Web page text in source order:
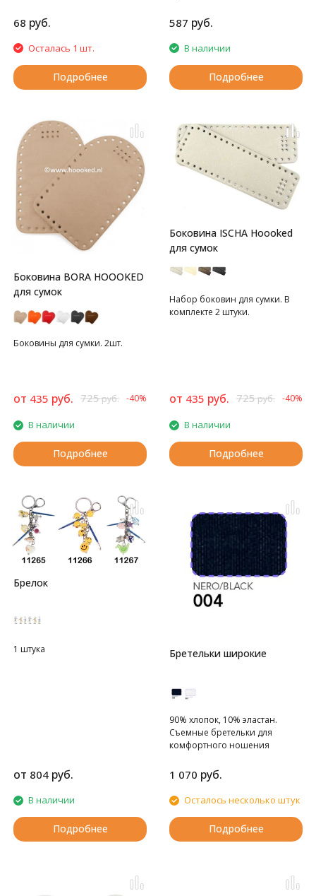
68 руб.
Осталась 1 шт.
Подробнее
587 руб.
В наличии
Подробнее
Боковина BORA HOOOKED
для сумок
Боковины для сумки. 2шт.
от 435 руб. 725руб. -40%
В наличии
Подробнее
Боковина ISCHA Hoooked
для сумок
Набор боковин для сумки. В
комплекте 2 штуки.
от 435 руб. 725руб. -40%
В наличии
Подробнее
Брелок
1 штука
от 804 руб.
В наличии
Подробнее
Бретельки широкие
90% хлопок, 10% эластан.
Съемные бретельки для
комфортного ношения
1 070 руб.
Осталось несколько штук
Подробнее